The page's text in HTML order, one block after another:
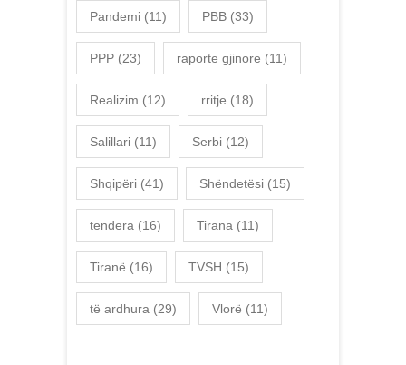
Pandemi (11) PBB (33)
PPP (23) raporte gjinore (11)
Realizim (12) rritje (18)
Salillari (11) Serbi (12)
Shqipëri (41) Shëndetësi (15)
tendera (16) Tirana (11)
Tiranë (16) TVSH (15)
të ardhura (29) Vlorë (11)